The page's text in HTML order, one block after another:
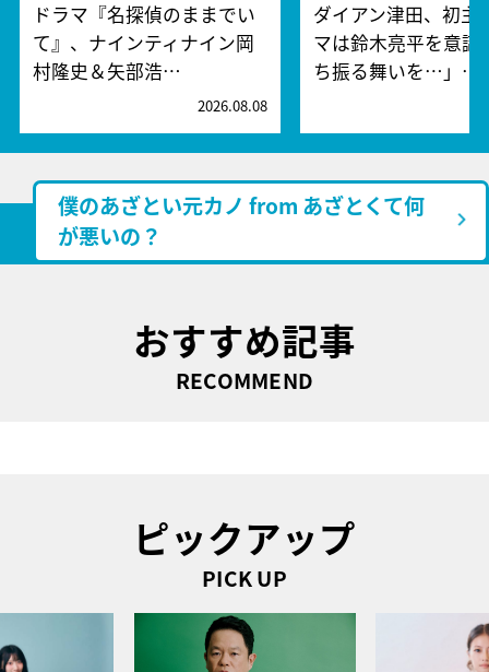
ドラマ『名探偵のままでい
て』、ナインティナイン岡
村隆史＆矢部浩…
2026.08.08
ダイアン津田、初主
マは鈴木亮平を意識
ち振る舞いを…」…
僕のあざとい元カノ from あざとくて何
が悪いの？
おすすめ記事
RECOMMEND
ピックアップ
PICK UP